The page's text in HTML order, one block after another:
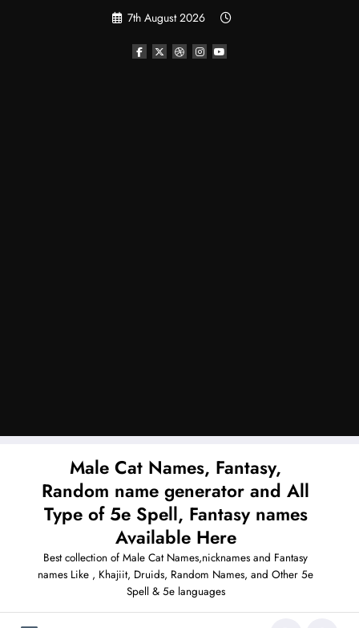
7th August 2026
Male Cat Names, Fantasy,
Random name generator and All
Type of 5e Spell, Fantasy names
Available Here
Best collection of Male Cat Names,nicknames and Fantasy
names Like , Khajiit, Druids, Random Names, and Other 5e
Spell & 5e languages